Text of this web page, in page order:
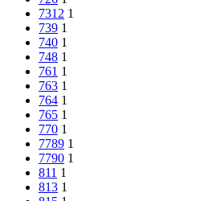
7312 1
739 1
740 1
748 1
761 1
763 1
764 1
765 1
770 1
7789 1
7790 1
811 1
813 1